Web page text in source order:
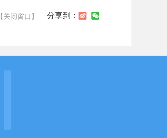
【关闭窗口】 分享到：